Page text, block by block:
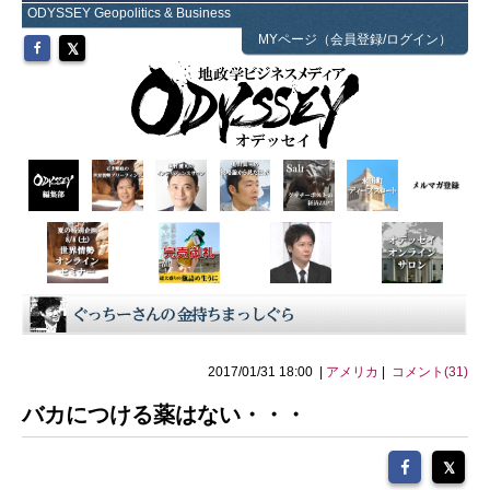
ODYSSEY Geopolitics & Business
MYページ（会員登録/ログイン）
2017/01/31 18:00 | アメリカ コメント(31)
バカにつける薬はない・・・